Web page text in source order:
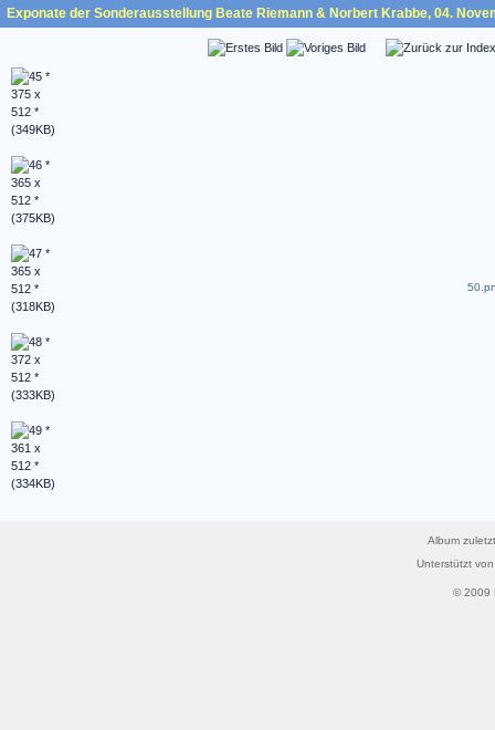
Exponate der Sonderausstellung Beate Riemann & Norbert Krabbe, 04.
Album
Unterstützt
© 2009